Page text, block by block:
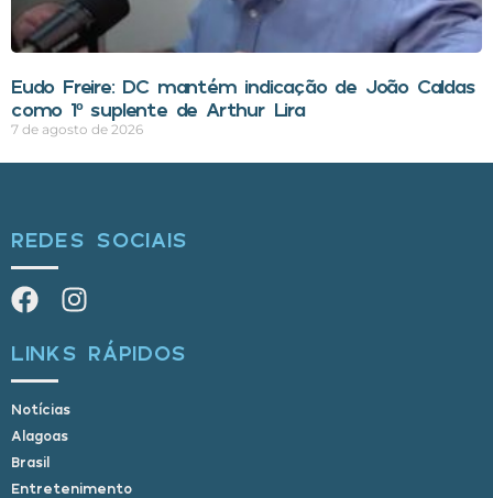
Eudo Freire: DC mantém indicação de João Caldas
como 1º suplente de Arthur Lira
7 de agosto de 2026
REDES SOCIAIS
LINKS RÁPIDOS
Notícias
Alagoas
Brasil
Entretenimento